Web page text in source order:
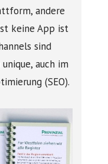
andere
keine App ist
sind
auch im
(SEO).